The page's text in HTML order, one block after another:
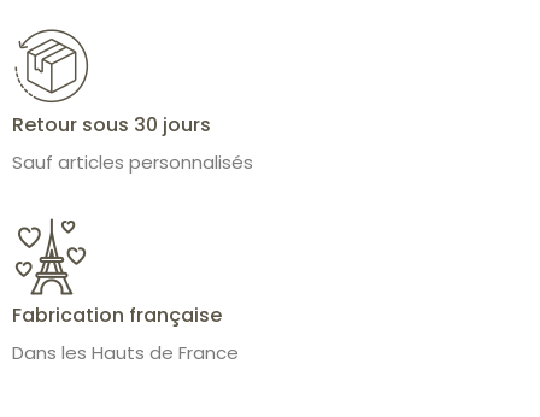
Retour sous 30 jours
Sauf articles personnalisés
Fabrication française
Dans les Hauts de France